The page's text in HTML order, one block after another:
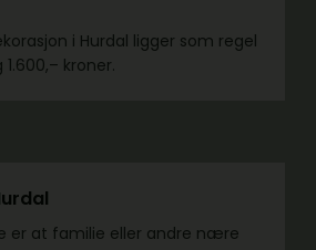
i Hurdal ligger som regel
kroner.
er at familie eller andre nære